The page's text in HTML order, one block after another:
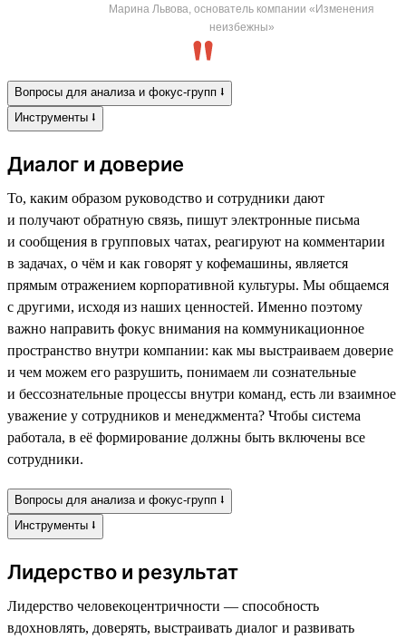
Марина Львова, основатель компании «Изменения
неизбежны»
Вопросы для анализа и фокус-групп ⭣
Инструменты ⭣
Диалог и доверие
То, каким образом руководство и сотрудники дают
и получают обратную связь, пишут электронные письма
и сообщения в групповых чатах, реагируют на комментарии
в задачах, о чём и как говорят у кофемашины, является
прямым отражением корпоративной культуры. Мы общаемся
с другими, исходя из наших ценностей. Именно поэтому
важно направить фокус внимания на коммуникационное
пространство внутри компании: как мы выстраиваем доверие
и чем можем его разрушить, понимаем ли сознательные
и бессознательные процессы внутри команд, есть ли взаимное
уважение у сотрудников и менеджмента? Чтобы система
работала, в её формирование должны быть включены все
сотрудники.
Вопросы для анализа и фокус-групп ⭣
Инструменты ⭣
Лидерство и результат
Лидерство человекоцентричности — способность
вдохновлять, доверять, выстраивать диалог и развивать